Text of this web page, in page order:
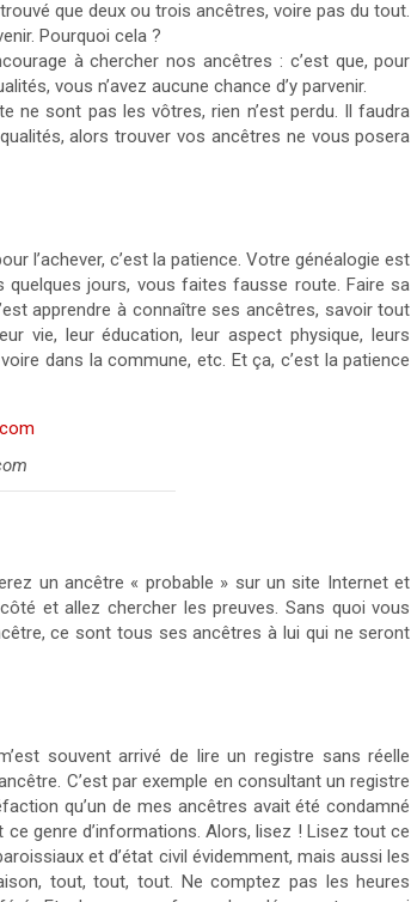
que deux ou trois ancêtres, voire pas du tout.
Pourquoi cela ?
à chercher nos ancêtres : c’est que, pour
vous n’avez aucune chance d’y parvenir.
ne sont pas les vôtres, rien n’est perdu. Il faudra
alors trouver vos ancêtres ne vous posera
l’achever, c’est la patience. Votre généalogie est
quelques jours, vous faites fausse route. Faire sa
apprendre à connaître ses ancêtres, savoir tout
vie, leur éducation, leur aspect physique, leurs
dans la commune, etc. Et ça, c’est la patience
un ancêtre « probable » sur un site Internet et
et allez chercher les preuves. Sans quoi vous
ce sont tous ses ancêtres à lui qui ne seront
souvent arrivé de lire un registre sans réelle
C’est par exemple en consultant un registre
qu’un de mes ancêtres avait été condamné
ce genre d’informations. Alors, lisez ! Lisez tout ce
et d’état civil évidemment, mais aussi les
tout, tout, tout. Ne comptez pas les heures